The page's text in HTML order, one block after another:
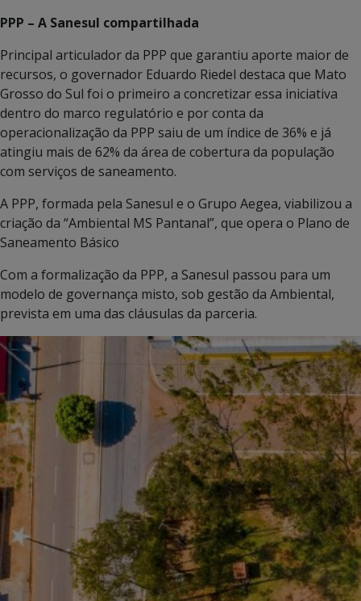
PPP – A Sanesul compartilhada
Principal articulador da PPP que garantiu aporte maior de
recursos, o governador Eduardo Riedel destaca que Mato
Grosso do Sul foi o primeiro a concretizar essa iniciativa
dentro do marco regulatório e por conta da
operacionalização da PPP saiu de um índice de 36% e já
atingiu mais de 62% da área de cobertura da população
com serviços de saneamento.
A PPP, formada pela Sanesul e o Grupo Aegea, viabilizou a
criação da “Ambiental MS Pantanal”, que opera o Plano de
Saneamento Básico
Com a formalização da PPP, a Sanesul passou para um
modelo de governança misto, sob gestão da Ambiental,
prevista em uma das cláusulas da parceria.